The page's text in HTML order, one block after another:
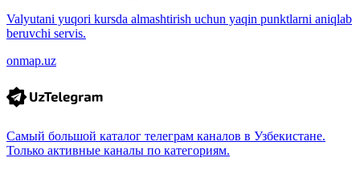
Valyutani yuqori kursda almashtirish uchun yaqin punktlarni aniqlab
beruvchi servis.
onmap.uz
Самый большой каталог телеграм каналов в Узбекистане.
Только активные каналы по категориям.